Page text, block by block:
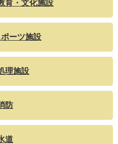
育・文化施設
ーツ施設
理施設
防
道